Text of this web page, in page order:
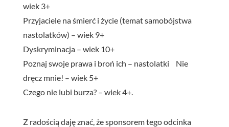
wiek 3+
Przyjaciele na śmierć i życie (temat samobójstwa
nastolatków) – wiek 9+
Dyskryminacja – wiek 10+
Poznaj swoje prawa i broń ich – nastolatki Nie
dręcz mnie! – wiek 5+
Czego nie lubi burza? – wiek 4+.
Z radością daję znać, że sponsorem tego odcinka